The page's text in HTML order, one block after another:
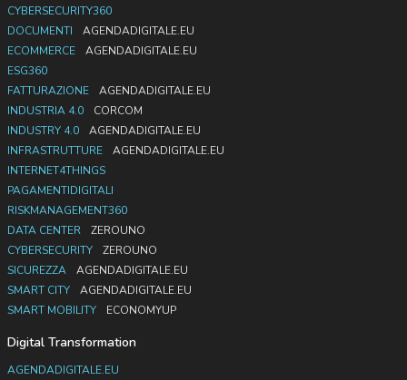
CYBERSECURITY360
DOCUMENTI
AGENDADIGITALE.EU
ECOMMERCE
AGENDADIGITALE.EU
ESG360
FATTURAZIONE
AGENDADIGITALE.EU
INDUSTRIA 4.0
CORCOM
INDUSTRY 4.0
AGENDADIGITALE.EU
INFRASTRUTTURE
AGENDADIGITALE.EU
INTERNET4THINGS
PAGAMENTIDIGITALI
RISKMANAGEMENT360
DATA CENTER
ZEROUNO
CYBERSECURITY
ZEROUNO
SICUREZZA
AGENDADIGITALE.EU
SMART CITY
AGENDADIGITALE.EU
SMART MOBILITY
ECONOMYUP
Digital Transformation
AGENDADIGITALE.EU